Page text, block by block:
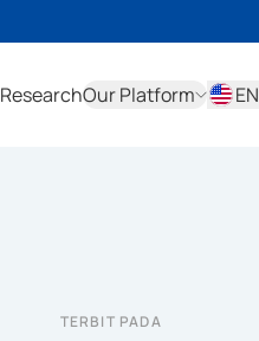
ResearchOur Platform
EN
TERBIT PADA